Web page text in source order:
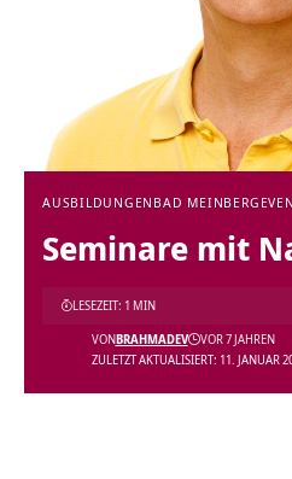
AUSBILDUNGEN BAD MEINBERG
Seminare mit
ZULETZT AKTUALISIERT: 11. JANUAR
VONBRAHMADEV VOR 7 JAHREN
LESEZEIT: 1 MIN